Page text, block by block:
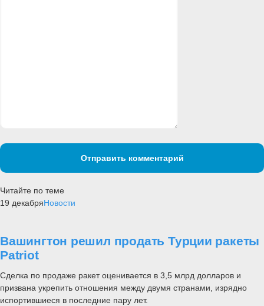
Отправить комментарий
Читайте по теме
19 декабряНовости
Вашингтон решил продать Турции ракеты
Patriot
Сделка по продаже ракет оценивается в 3,5 млрд долларов и
призвана укрепить отношения между двумя странами, изрядно
испортившиеся в последние пару лет.